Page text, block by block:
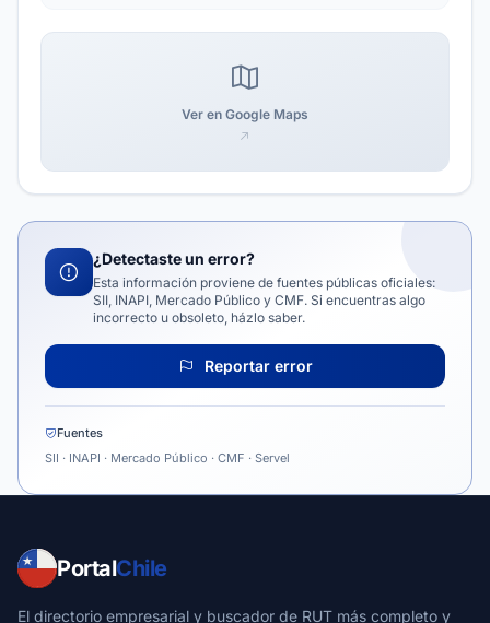
Ver en Google Maps
¿Detectaste un error?
Esta información proviene de fuentes públicas oficiales:
SII, INAPI, Mercado Público y CMF. Si encuentras algo
incorrecto u obsoleto, házlo saber.
Reportar error
Fuentes
SII · INAPI · Mercado Público · CMF · Servel
PortalChile
El directorio empresarial y buscador de RUT más completo y